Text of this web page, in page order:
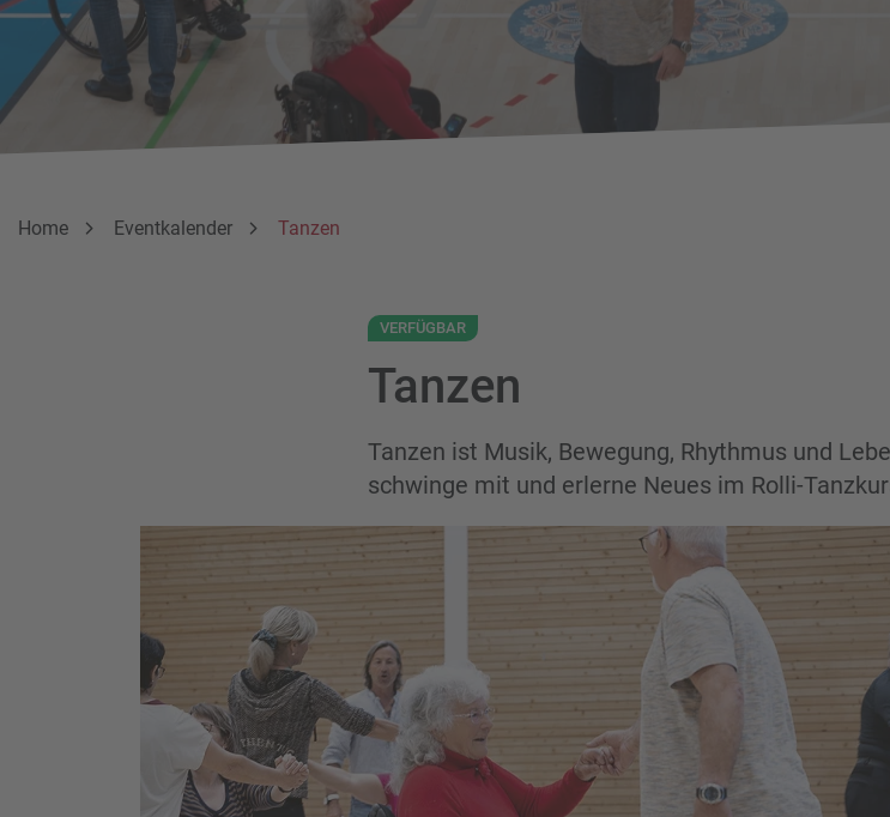
Breadcrumbnavigation
Sie befinden sich hier:
Home Eventkalender Tanzen
VERFÜGBAR
Tanzen
Tanzen ist Musik, Bewegung, Rhythmus und
schwinge mit und erlerne Neues im Rolli-